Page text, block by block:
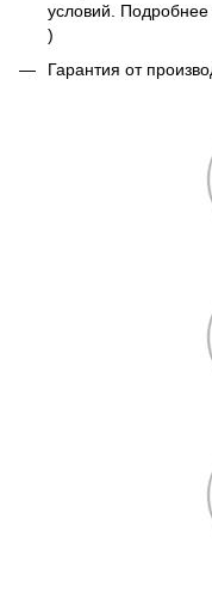
условий. Подробнее
)
Гарантия от